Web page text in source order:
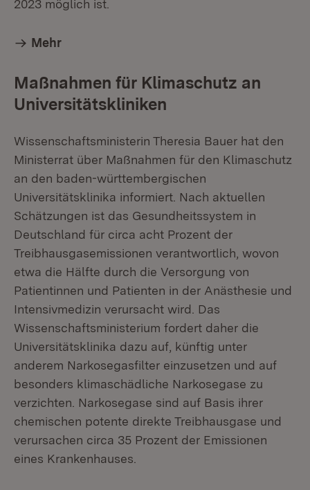
2023 möglich ist.
Mehr
Maßnahmen für Klimaschutz an
Universitätskliniken
Wissenschaftsministerin Theresia Bauer hat den
Ministerrat über Maßnahmen für den Klimaschutz
an den baden-württembergischen
Universitätsklinika informiert. Nach aktuellen
Schätzungen ist das Gesundheitssystem in
Deutschland für circa acht Prozent der
Treibhausgasemissionen verantwortlich, wovon
etwa die Hälfte durch die Versorgung von
Patientinnen und Patienten in der Anästhesie und
Intensivmedizin verursacht wird. Das
Wissenschaftsministerium fordert daher die
Universitätsklinika dazu auf, künftig unter
anderem Narkosegasfilter einzusetzen und auf
besonders klimaschädliche Narkosegase zu
verzichten. Narkosegase sind auf Basis ihrer
chemischen potente direkte Treibhausgase und
verursachen circa 35 Prozent der Emissionen
eines Krankenhauses.